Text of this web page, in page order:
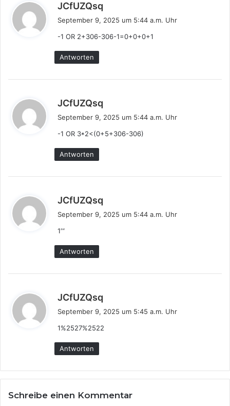
JCfUZQsq
a
t
September 9, 2025 um 5:44 a.m. Uhr
-1 OR 2+306-306-1=0+0+0+1
Antworten
JCfUZQsq
a
t
September 9, 2025 um 5:44 a.m. Uhr
-1 OR 3*2<(0+5+306-306)
Antworten
JCfUZQsq
a
September 9, 2025 um 5:44 a.m. Uhr
1′“
Antworten
JCfUZQsq
a
t
September 9, 2025 um 5:45 a.m. Uhr
1%2527%2522
Antworten
Schreibe einen Kommentar